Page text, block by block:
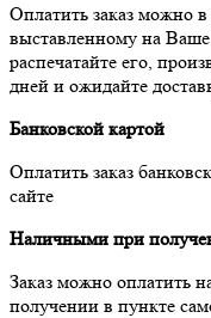
Оплатить заказ можно
выставленному на
распечатайте его,
дней и ожидайте
Банковской картой
Оплатить заказ
сайте
Наличными при
Заказ можно оплатить
получении в пункте